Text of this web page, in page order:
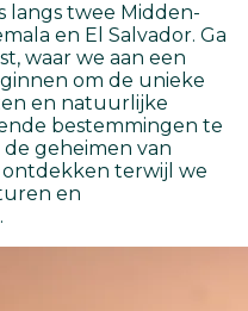
langs twee Midden-
en El Salvador. Ga
waar we aan een
om de unieke
en natuurlijke
bestemmingen te
geheimen van
ontdekken terwijl we
en